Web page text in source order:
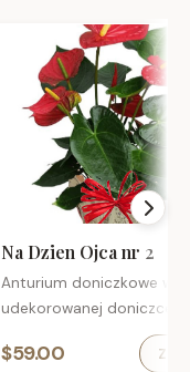
Na Dzien Ojca nr 2
Anturium doniczkowe w
udekorowanej doniczce.
$59.00